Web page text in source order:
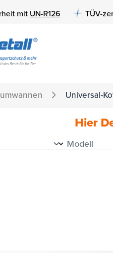
springen
mit UN-R126 TÜV-
Universal-
Hier